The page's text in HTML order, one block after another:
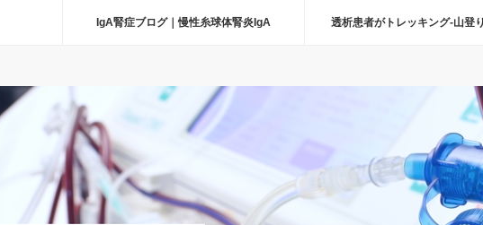
IgA腎症ブログ｜慢性糸球体腎炎IgA 透析患者がトレッキング-山登